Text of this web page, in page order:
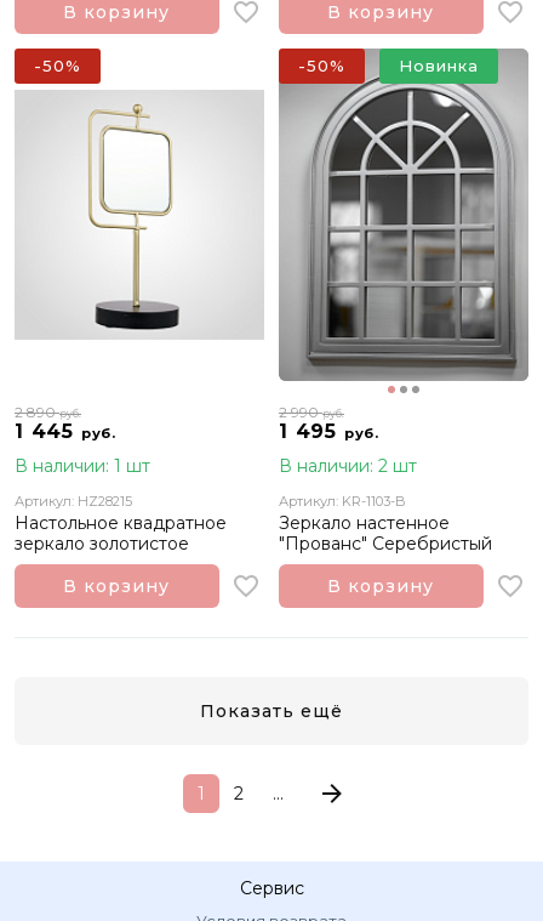
В корзину
В корзину
1 445 руб.
2 890руб.
В наличии: 1 шт
Артикул: HZ28215
Настольное квадратное
зеркало золотистое
В корзину
-50%
1 495 руб.
2 990руб.
В наличии: 2 шт
Артикул: KR-1103-B
Зеркало настенное
"Прованс" Серебристый
В корзину
-50% Новинка
Показать ещё
1 2 ...
Сервис